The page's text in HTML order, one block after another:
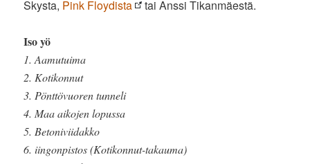
Skysta, Pink Floydista tai Anssi Tikanmäestä.
Iso yö
1. Aamutuima
2. Kotikonnut
3. Pönttövuoren tunneli
4. Maa aikojen lopussa
5. Betoniviidakko
6. iingonpistos (Kotikonnut-takauma)